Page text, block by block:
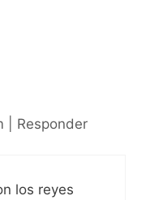
Responder
los reyes